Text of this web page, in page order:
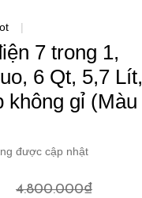
|
7 trong 1,
6 Qt, 5,7 Lít,
không gỉ (Màu
được cập nhật
4.800.000₫